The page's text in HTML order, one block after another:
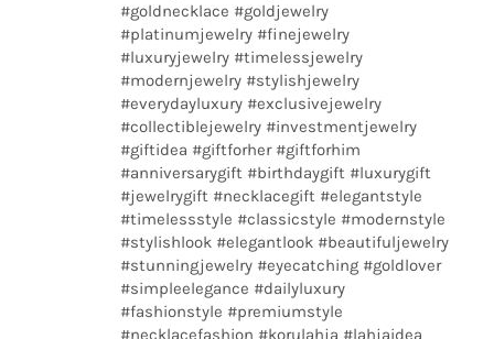
#goldnecklace #goldjewelry
#platinumjewelry #finejewelry
#luxuryjewelry #timelessjewelry
#modernjewelry #stylishjewelry
#everydayluxury #exclusivejewelry
#collectiblejewelry #investmentjewelry
#giftidea #giftforher #giftforhim
#anniversarygift #birthdaygift #luxurygift
#jewelrygift #necklacegift #elegantstyle
#timelessstyle #classicstyle #modernstyle
#stylishlook #elegantlook #beautifuljewelry
#stunningjewelry #eyecatching #goldlover
#simpleelegance #dailyluxury
#fashionstyle #premiumstyle
#necklacefashion #korulahja #lahjaidea